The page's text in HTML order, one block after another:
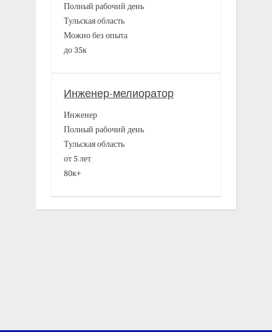
Полный рабочий день
Тульская область
Можно без опыта
до 35к
Инженер-мелиоратор
Инженер
Полный рабочий день
Тульская область
от 5 лет
80к+